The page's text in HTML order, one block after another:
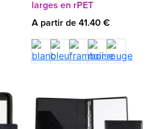
larges en rPET
A partir de 41.40 €